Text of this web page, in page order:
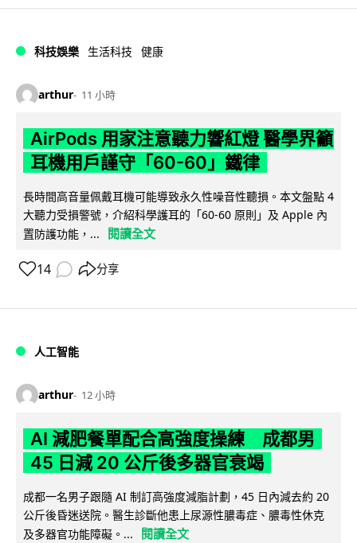
科技娛樂 生活科技 健康
arthur 11 小時
AirPods 用家注意聽力響紅燈 醫學界籲
耳機用戶謹守「60-60」鐵律
長時間高音量佩戴耳機可能導致永久性噪音性聽損。本文盤點 4
大聽力受損警號，介紹科學護耳的「60-60 原則」及 Apple 內
置防護功能，...
閱讀全文
14 分享
人工智能
arthur 12 小時
AI 減肥餐單配合高強度操練 成都男
45 日減 20 公斤後多器官衰竭
成都一名男子跟隨 AI 制訂高強度減脂計劃，45 日內減去約 20
公斤後昏迷送院。醫生診斷他患上尿源性膿毒症、膿毒性休克
及多器官功能障礙。...
閱讀全文